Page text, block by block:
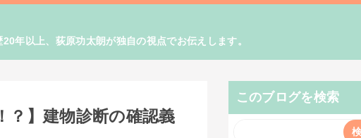
年以上、荻原功太朗が独自の視点でお伝えします。
？】建物診断の確認義
このブログを検索